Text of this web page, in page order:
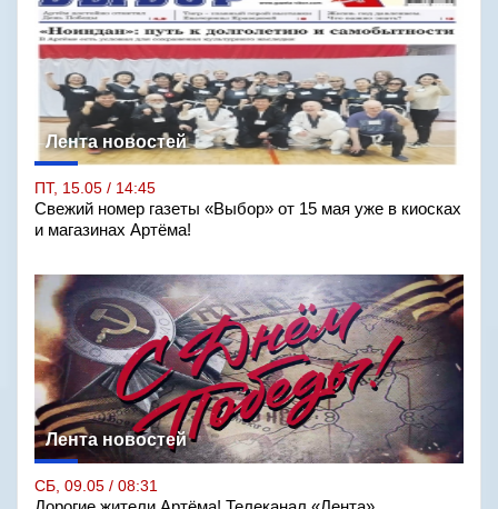
Лента новостей
ПТ, 15.05 / 14:45
Свежий номер газеты «Выбор» от 15 мая уже в киосках
и магазинах Артёма!
Лента новостей
СБ, 09.05 / 08:31